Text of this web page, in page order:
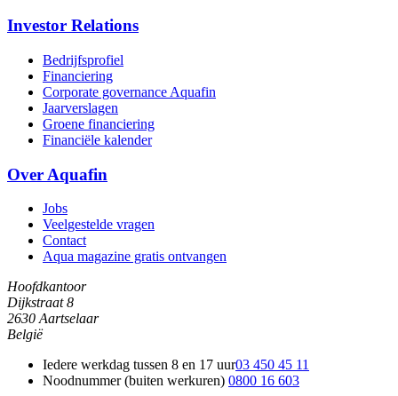
Investor Relations
Bedrijfsprofiel
Financiering
Corporate governance Aquafin
Jaarverslagen
Groene financiering
Financiële kalender
Over Aquafin
Jobs
Veelgestelde vragen
Contact
Aqua magazine gratis ontvangen
Hoofdkantoor
Dijkstraat 8
2630 Aartselaar
België
Iedere werkdag tussen 8 en 17 uur03 450 45 11
Noodnummer (buiten werkuren) 0800 16 603